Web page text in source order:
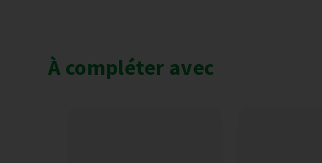
À compléter avec